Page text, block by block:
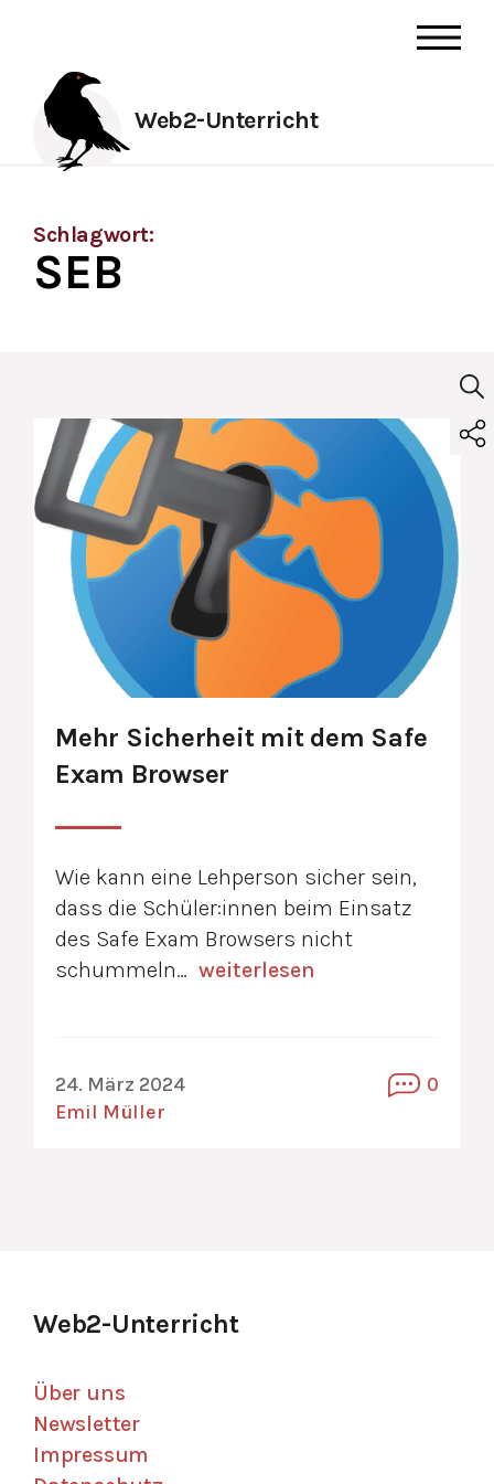
Web2-Unterricht
Schlagwort:
SEB
Mehr Sicherheit mit dem Safe
Exam Browser
Wie kann eine Lehperson sicher sein,
dass die Schüler:innen beim Einsatz
des Safe Exam Browsers nicht
schummeln… weiterlesen
24. März 2024
Emil Müller
0
Web2-Unterricht
Über uns
Newsletter
Impressum